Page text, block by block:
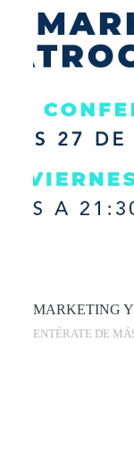
MARKETING
ENTÉRATE DE